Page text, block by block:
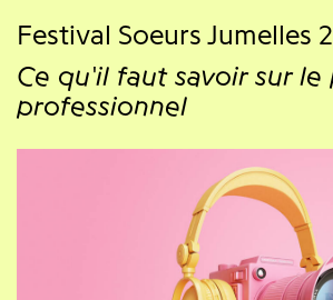
Festival Soeurs Jumelles
Ce qu'il faut savoir sur
professionnel